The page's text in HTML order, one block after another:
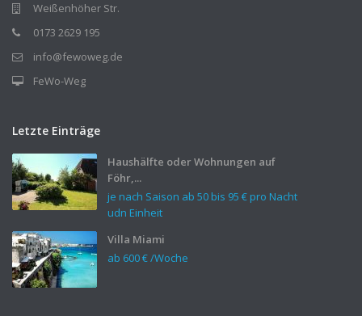
Weißenhöher Str.
0173 2629 195
info@fewoweg.de
FeWo-Weg
Letzte Einträge
Haushälfte oder Wohnungen auf
Föhr,...
je nach Saison ab 50 bis 95 € pro Nacht
udn Einheit
Villa Miami
ab 600 €/Woche